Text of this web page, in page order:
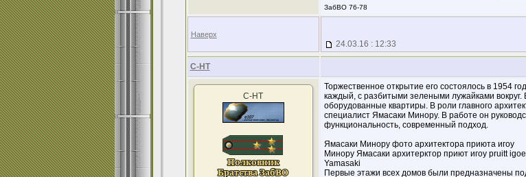
ЗабВО 76-78
Наверх
24.03.16 : 12:33
С-НТ
С-НТ
Торжественное открытие его состоялось в 1954
каждый, с разбитыми зелеными лужайками
оборудованные квартиры. В роли главного
специалист Ямасаки Минору. В работе он
функциональность, современный подход.
Ямасаки Минору фото архитектора приюта игоу
Минору Ямасаки архитерктор приют игоу pruitt
Yamasaki
Первые этажи всех домов были предназначены